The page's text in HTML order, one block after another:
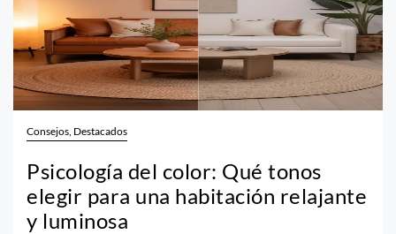
Consejos, Destacados
Psicología del color: Qué tonos
elegir para una habitación relajante
y luminosa